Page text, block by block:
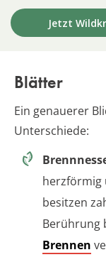
Jetzt
Blätter
Ein genauerer
Unterschiede:
herzförmig
besitzen
Berührung
Brennen